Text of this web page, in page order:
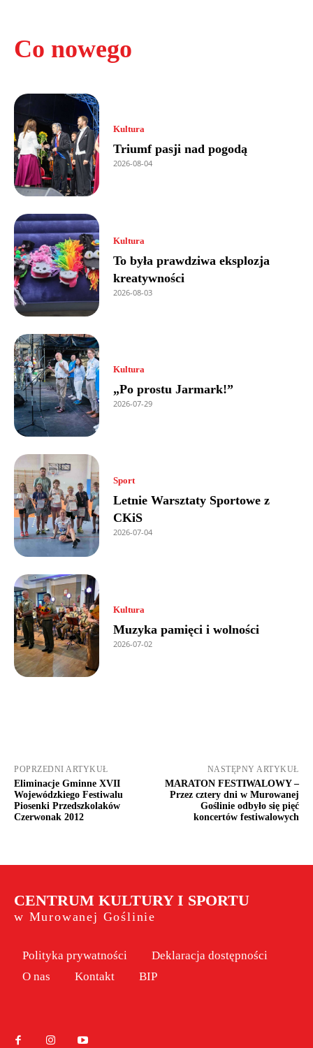
Co nowego
Kultura
Triumf pasji nad pogodą
2026-08-04
Kultura
To była prawdziwa eksplozja
kreatywności
2026-08-03
Kultura
„Po prostu Jarmark!”
2026-07-29
Sport
Letnie Warsztaty Sportowe z
CKiS
2026-07-04
Kultura
Muzyka pamięci i wolności
2026-07-02
POPRZEDNI ARTYKUŁ
Eliminacje Gminne XVII
Wojewódzkiego Festiwalu
Piosenki Przedszkolaków
Czerwonak 2012
NASTĘPNY ARTYKUŁ
MARATON FESTIWALOWY –
Przez cztery dni w Murowanej
Goślinie odbyło się pięć
koncertów festiwalowych
CENTRUM KULTURY I SPORTU
w Murowanej Goślinie
Polityka prywatności
Deklaracja dostępności
O nas
Kontakt BIP